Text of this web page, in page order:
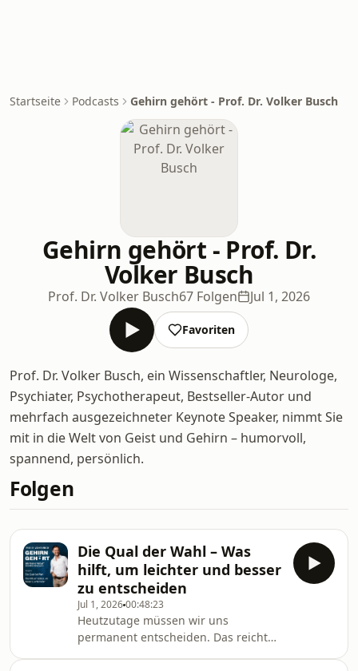
Startseite Podcasts Gehirn gehört - Prof. Dr. Volker Busch
Gehirn gehört - Prof. Dr.
Volker Busch
Prof. Dr. Volker Busch67 Folgen Jul 1, 2026
Favoriten
Prof. Dr. Volker Busch, ein Wissenschaftler, Neurologe,
Psychiater, Psychotherapeut, Bestseller-Autor und
mehrfach ausgezeichneter Keynote Speaker, nimmt Sie
mit in die Welt von Geist und Gehirn – humorvoll,
spannend, persönlich.
Folgen
Die Qual der Wahl – Was
hilft, um leichter und besser
zu entscheiden
Jul 1, 202600:48:23
Heutzutage müssen wir uns
permanent entscheiden. Das reicht